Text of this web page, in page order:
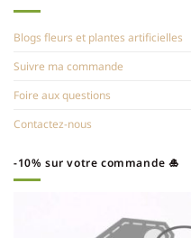
Blogs fleurs et plantes artificielles
Suivre ma commande
Foire aux questions
Contactez-nous
-10% sur votre commande 🎍